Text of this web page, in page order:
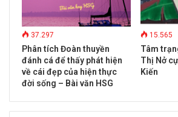
37.297
Phân tích Đoàn thuyền
đánh cá để thấy phát hiện
về cái đẹp của hiện thực
đời sống – Bài văn HSG
15.565
Tâm
Thị Nở
Kiến